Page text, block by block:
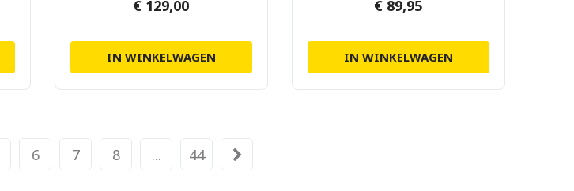
€ 129,00
IN WINKELWAGEN
€ 89,95
IN WINKELWAGEN
6 7 8 ... 44